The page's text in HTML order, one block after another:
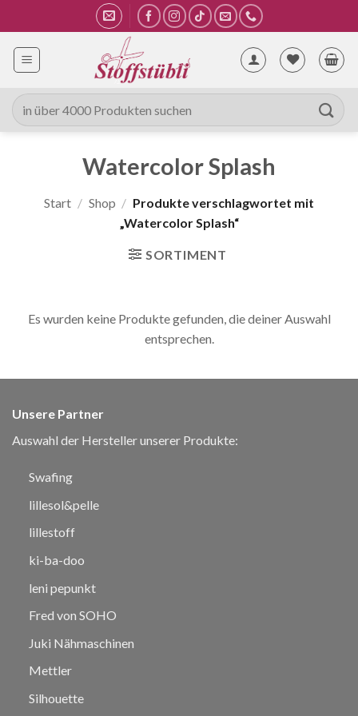
Inhalt
springen
Suche
nach:
Watercolor Splash
Start / Shop / Produkte verschlagwortet mit
„Watercolor Splash“
SORTIMENT
Es wurden keine Produkte gefunden, die deiner Auswahl
entsprechen.
Unsere Partner
Auswahl der Hersteller unserer Produkte:
Swafing
lillesol&pelle
lillestoff
ki-ba-doo
leni pepunkt
Fred von SOHO
Juki Nähmaschinen
Mettler
Silhouette